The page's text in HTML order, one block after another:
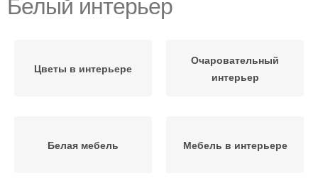
Белый интерьер
Цветы в интерьере
Очаровательный
интерьер
Белая мебель Мебель в интерьере